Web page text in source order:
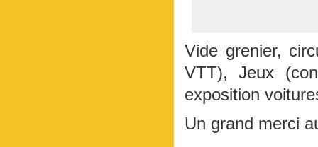
Vide grenier,
VTT), Jeux
exposition
Un grand merci